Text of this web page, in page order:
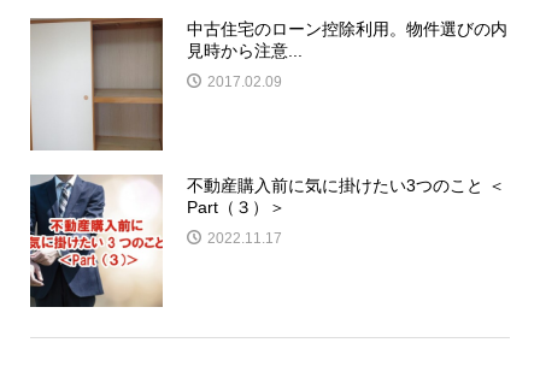
中古住宅のローン控除利用。物件選びの内
見時から注意...
2017.02.09
不動産購入前に気に掛けたい3つのこと ＜
Part（３）＞
2022.11.17